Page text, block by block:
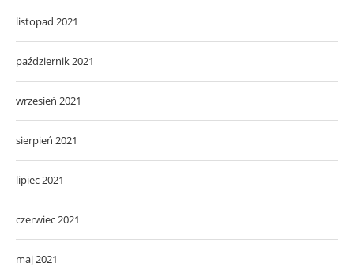
listopad 2021
październik 2021
wrzesień 2021
sierpień 2021
lipiec 2021
czerwiec 2021
maj 2021